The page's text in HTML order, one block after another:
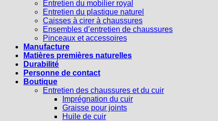
Entretien du mobilier royal
Entretien du plastique naturel
Caisses à cirer à chaussures
Ensembles d’entretien de chaussures
Pinceaux et accessoires
Manufacture
Matières premières naturelles
Durabilité
Personne de contact
Boutique
Entretien des chaussures et du cuir
Imprégnation du cuir
Graisse pour joints
Huile de cuir